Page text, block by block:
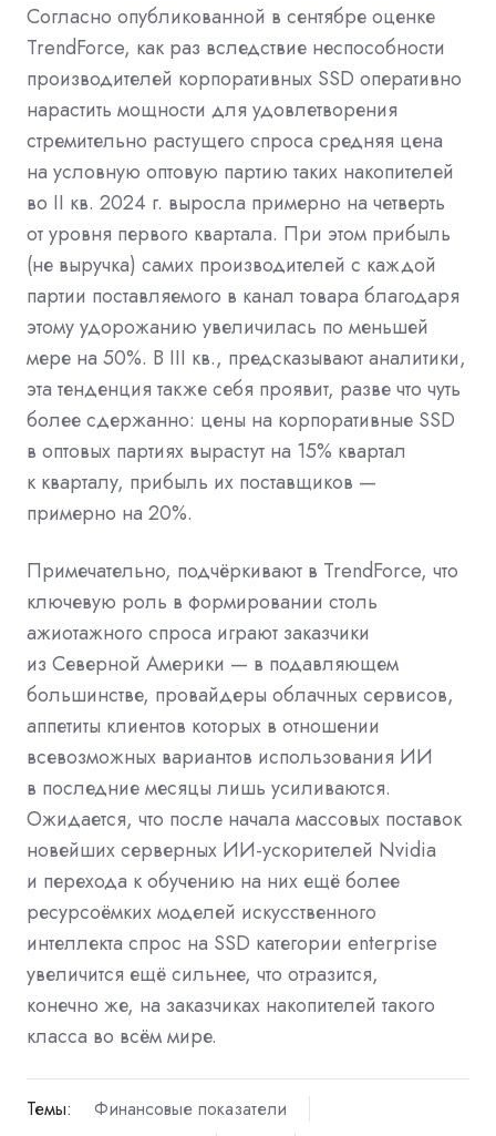
Согласно опубликованной в сентябре оценке
TrendForce, как раз вследствие неспособности
производителей корпоративных SSD оперативно
нарастить мощности для удовлетворения
стремительно растущего спроса средняя цена
на условную оптовую партию таких накопителей
во II кв. 2024 г. выросла примерно на четверть
от уровня первого квартала. При этом прибыль
(не выручка) самих производителей с каждой
партии поставляемого в канал товара благодаря
этому удорожанию увеличилась по меньшей
мере на 50%. В III кв., предсказывают аналитики,
эта тенденция также себя проявит, разве что чуть
более сдержанно: цены на корпоративные SSD
в оптовых партиях вырастут на 15% квартал
к кварталу, прибыль их поставщиков —
примерно на 20%.
Примечательно, подчёркивают в TrendForce, что
ключевую роль в формировании столь
ажиотажного спроса играют заказчики
из Северной Америки — в подавляющем
большинстве, провайдеры облачных сервисов,
аппетиты клиентов которых в отношении
всевозможных вариантов использования ИИ
в последние месяцы лишь усиливаются.
Ожидается, что после начала массовых поставок
новейших серверных ИИ-ускорителей Nvidia
и перехода к обучению на них ещё более
ресурсоёмких моделей искусственного
интеллекта спрос на SSD категории enterprise
увеличится ещё сильнее, что отразится,
конечно же, на заказчиках накопителей такого
класса во всём мире.
Темы:
Финансовые показатели